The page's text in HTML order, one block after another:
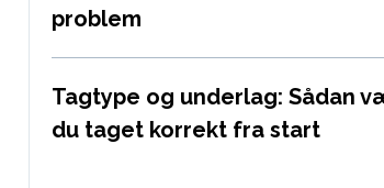
problem
Tagtype og underlag: Sådan
du taget korrekt fra start